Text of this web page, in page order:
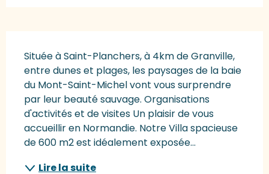
Située à Saint-Planchers, à 4km de Granville,
entre dunes et plages, les paysages de la baie
du Mont-Saint-Michel vont vous surprendre
par leur beauté sauvage. Organisations
d'activités et de visites Un plaisir de vous
accueillir en Normandie. Notre Villa spacieuse
de 600 m2 est idéalement exposée...
Lire la suite